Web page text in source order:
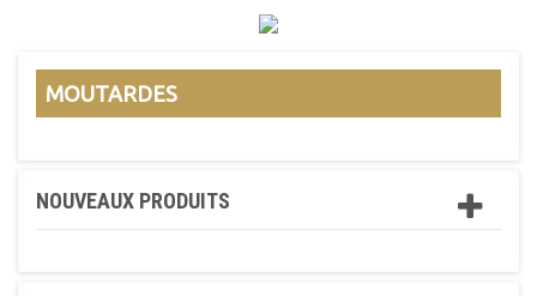
MOUTARDES
NOUVEAUX PRODUITS